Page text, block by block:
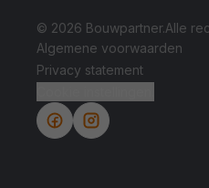
© 2026 Bouwpartner.Alle
Algemene voorwaarden
Privacy statement